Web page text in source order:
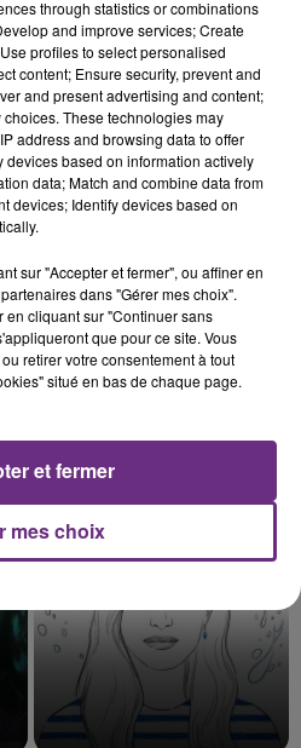
du centre-ville
est contraint de
22h23
22h23
La Traversee
22h18
22h18
through statistics or combinations
and improve services; Create
profiles to select personalised
content; Ensure security, prevent and
and present advertising and content;
These technologies may
address and browsing data to offer
based on information actively
data; Match and combine data from
devices; Identify devices based on
sur "Accepter et fermer", ou affiner en
dans "Gérer mes choix".
en cliquant sur "Continuer sans
que pour ce site. Vous
retirer votre consentement à tout
situé en bas de chaque page.
mes choix
et fermer